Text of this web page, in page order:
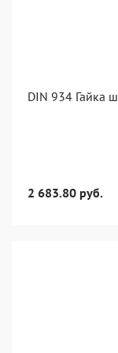
DIN 934 Гайка
2 683.80 руб.